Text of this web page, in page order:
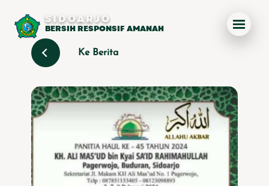
SIDOARJO
BERSIH RESPONSIF AMANAH
Ke Berita